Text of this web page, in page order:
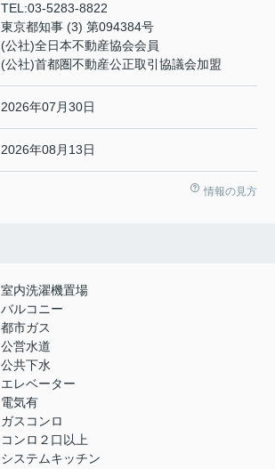
TEL:03-5283-8822
東京都知事 (3) 第094384号
(公社)全日本不動産協会会員
(公社)首都圏不動産公正取引協議会加盟
2026年07月30日
2026年08月13日
情報の見方
室内洗濯機置場
バルコニー
都市ガス
公営水道
公共下水
エレベーター
電気有
ガスコンロ
コンロ２口以上
システムキッチン